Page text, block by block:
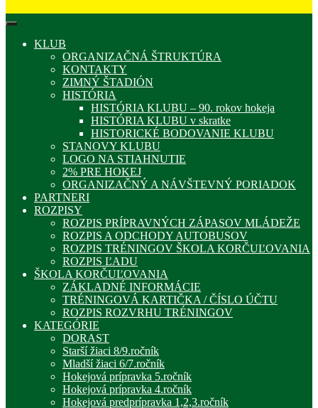
KLUB
ORGANIZAČNÁ ŠTRUKTÚRA
KONTAKTY
ZIMNÝ ŠTADIÓN
HISTÓRIA
HISTÓRIA KLUBU – 90. rokov hokeja
HISTÓRIA KLUBU v skratke
HISTORICKÉ BODOVANIE KLUBU
STANOVY KLUBU
LOGO NA STIAHNUTIE
2% PRE HOKEJ
ORGANIZAČNÝ A NÁVŠTEVNÝ PORIADOK
PARTNERI
ROZPISY
ROZPIS PRÍPRAVNÝCH ZÁPASOV MLÁDEŽE
ROZPIS A ODCHODY AUTOBUSOV
ROZPIS TRÉNINGOV ŠKOLA KORČUĽOVANIA
ROZPIS ĽADU
ŠKOLA KORČUĽOVANIA
ZÁKLADNÉ INFORMÁCIE
TRÉNINGOVÁ KARTIČKA / ČÍSLO ÚČTU
ROZPIS ROZVRHU TRÉNINGOV
KATEGÓRIE
DORAST
Starší žiaci 8/9.ročník
Mladší žiaci 6/7.ročník
Hokejová prípravka 5.ročník
Hokejová prípravka 4.ročník
Hokejová predprípravka 1,2,3.ročník